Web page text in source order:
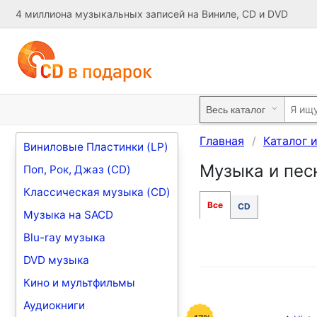
4 миллиона музыкальных записей на Виниле, CD и DVD
Виниловые Пластинки (LP)
Поп, Рок, Джаз (CD)
Классическая музыка (CD)
Музыка на SACD
Blu-ray музыка
DVD музыка
Кино и мультфильмы
Аудиокниги
Главная Каталог
Музыка и
Все CD